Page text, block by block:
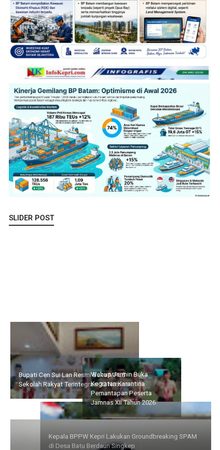
SLIDER POST
Bupati Cen Sui Lan Resmi Buka MPLS Sekolah Rakyat
Terintegrasi 32 Natuna
Wabup Jarmin Buka
Kegiatan Karantina
Pemantapan Peserta
Jamnas XII Tahun 2026
Kepala BPPW Kepri
Lakukan Groundbreaking
SPAM di Desa Batu
Berdaun Singkep